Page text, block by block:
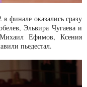
финале оказались сразу
Эльвира Чугаева и
Ефимов, Ксения
пьедестал.